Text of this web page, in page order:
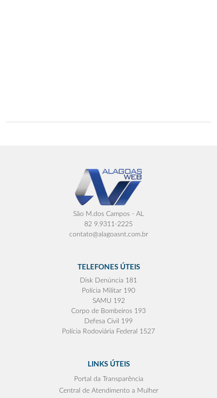
São M.dos Campos - AL
82 9.9311-2225
contato@alagoasnt.com.br
TELEFONES ÚTEIS
Disk Denúncia 181
Polícia Militar 190
SAMU 192
Corpo de Bombeiros 193
Defesa Civil 199
Polícia Rodoviária Federal 1527
LINKS ÚTEIS
Portal da Transparência
Central de Atendimento a Mulher